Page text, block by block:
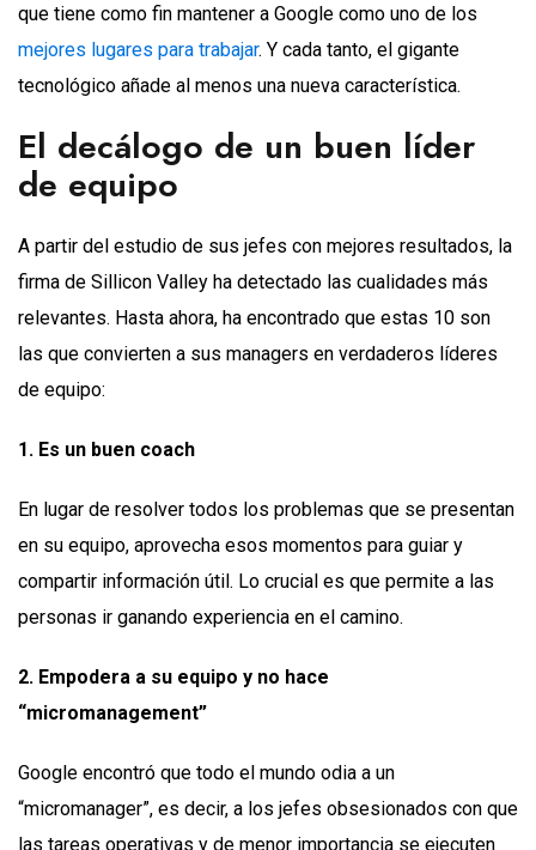
que tiene como fin mantener a Google como uno de los
mejores lugares para trabajar. Y cada tanto, el gigante
tecnológico añade al menos una nueva característica.
El decálogo de un buen líder
de equipo
A partir del estudio de sus jefes con mejores resultados, la
firma de Sillicon Valley ha detectado las cualidades más
relevantes. Hasta ahora, ha encontrado que estas 10 son
las que convierten a sus managers en verdaderos líderes
de equipo:
1. Es un buen coach
En lugar de resolver todos los problemas que se presentan
en su equipo, aprovecha esos momentos para guiar y
compartir información útil. Lo crucial es que permite a las
personas ir ganando experiencia en el camino.
2. Empodera a su equipo y no hace
“micromanagement”
Google encontró que todo el mundo odia a un
“micromanager”, es decir, a los jefes obsesionados con que
las tareas operativas y de menor importancia se ejecuten